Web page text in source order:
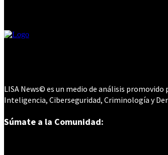
LISA News© es un medio de análisis
Inteligencia, Ciberseguridad, Criminología y
Súmate a la Comunidad: